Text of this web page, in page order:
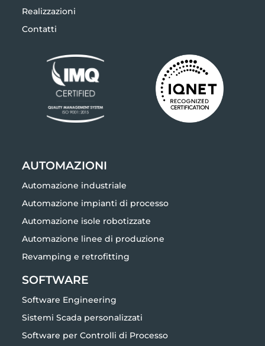
Realizzazioni
Contatti
AUTOMAZIONI
Automazione industriale
Automazione impianti di processo
Automazione isole robotizzate
Automazione linee di produzione
Revamping e retrofitting
SOFTWARE
Software Engineering
Sistemi Scada personalizzati
Software per Controlli di Processo